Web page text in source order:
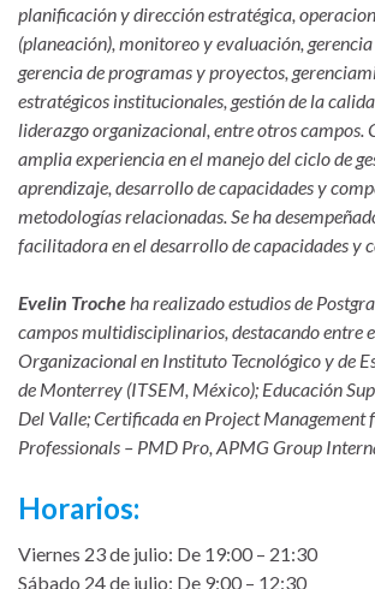
planificación y dirección estratégica,
(planeación), monitoreo y evaluación,
gerencia de programas y proyectos,
estratégicos institucionales, gestión de la
liderazgo organizacional, entre otros campos.
amplia experiencia en el manejo del ciclo de
aprendizaje, desarrollo de capacidades y
metodologías relacionadas. Se ha
facilitadora en el desarrollo de capacidades y
Evelin Troche ha realizado estudios de
campos multidisciplinarios, destacando entre
Organizacional en Instituto Tecnológico y de
de Monterrey (ITSEM, México); Educación
Del Valle; Certificada en Project Management
Professionals – PMD Pro, APMG Group
Horarios:
Viernes 23 de julio: De 19:00 – 21:30
Sábado 24 de julio: De 9:00 – 12:30